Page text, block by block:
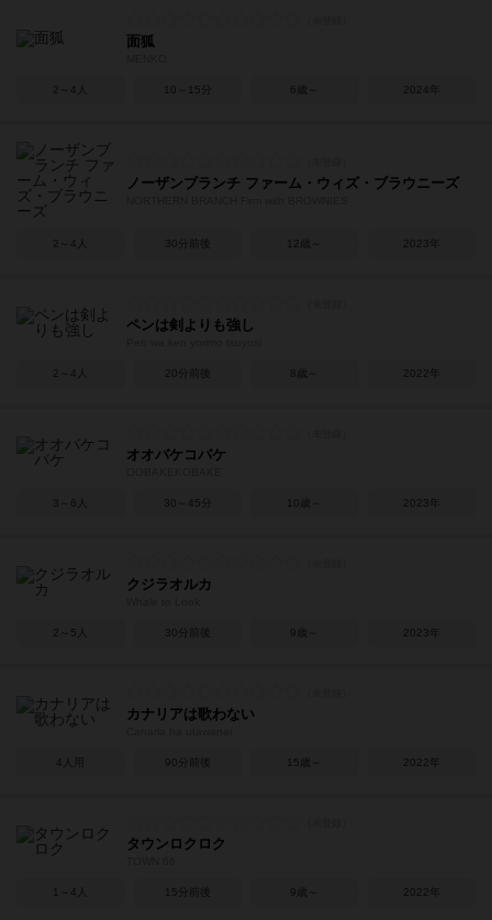
面狐
2～4人 10～15分 6歳～ 2024年
ノーザンブランチ ファーム・ウィズ・ブラウニーズ
2～4人 30分前後 12歳～ 2023年
ペンは剣よりも強し
2～4人 20分前後 8歳～ 2022年
オオバケコバケ
3～6人 30～45分 10歳～ 2023年
クジラオルカ
2～5人 30分前後 9歳～ 2023年
カナリアは歌わない
4人用 90分前後 15歳～ 2022年
タウンロクロク
1～4人 15分前後 9歳～ 2022年